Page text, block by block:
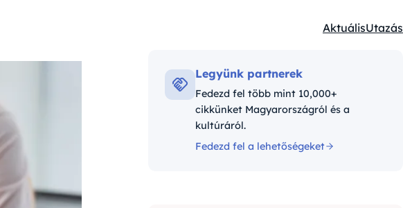
Kategóriák:
AktuálisUtazás
Legyünk partnerek
Fedezd fel több mint 10,000+
cikkünket Magyarországról és a
kultúráról.
Fedezd fel a lehetőségeket